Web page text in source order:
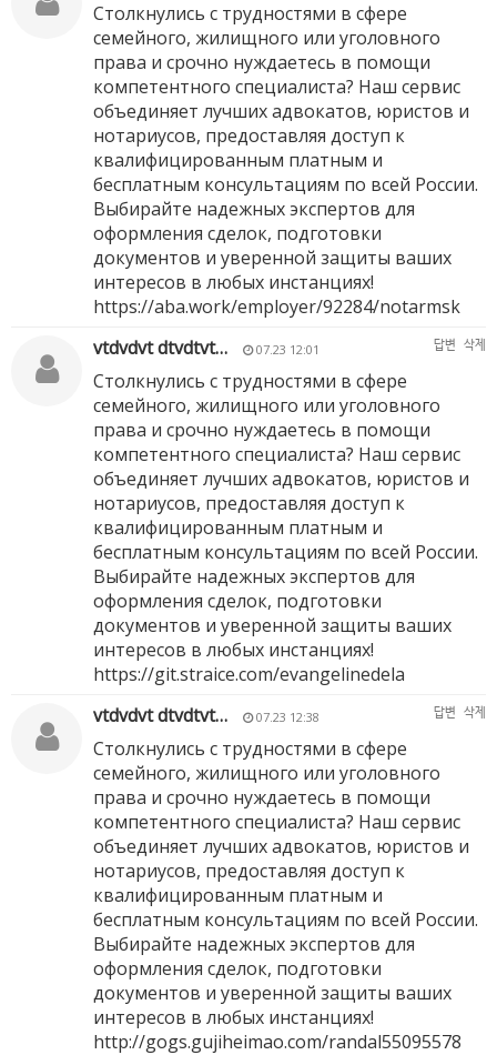
Столкнулись с трудностями в сфере
семейного, жилищного или уголовного
права и срочно нуждаетесь в помощи
компетентного специалиста? Наш сервис
объединяет лучших адвокатов, юристов и
нотариусов, предоставляя доступ к
квалифицированным платным и
бесплатным консультациям по всей России.
Выбирайте надежных экспертов для
оформления сделок, подготовки
документов и уверенной защиты ваших
интересов в любых инстанциях!
https://aba.work/employer/92284/notarmsk
vtdvdvt dtvdtvt…
07.23 12:01 답변 삭제
Столкнулись с трудностями в сфере
семейного, жилищного или уголовного
права и срочно нуждаетесь в помощи
компетентного специалиста? Наш сервис
объединяет лучших адвокатов, юристов и
нотариусов, предоставляя доступ к
квалифицированным платным и
бесплатным консультациям по всей России.
Выбирайте надежных экспертов для
оформления сделок, подготовки
документов и уверенной защиты ваших
интересов в любых инстанциях!
https://git.straice.com/evangelinedela
vtdvdvt dtvdtvt…
07.23 12:38 답변 삭제
Столкнулись с трудностями в сфере
семейного, жилищного или уголовного
права и срочно нуждаетесь в помощи
компетентного специалиста? Наш сервис
объединяет лучших адвокатов, юристов и
нотариусов, предоставляя доступ к
квалифицированным платным и
бесплатным консультациям по всей России.
Выбирайте надежных экспертов для
оформления сделок, подготовки
документов и уверенной защиты ваших
интересов в любых инстанциях!
http://gogs.gujiheimao.com/randal55095578